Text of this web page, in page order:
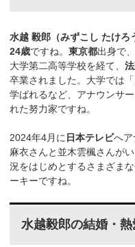
水越 毅郎（みずこし たけろ
24歳ですね。東京都出身で
大学第二高等学校を経て、
卒業されました。大学では
学ばれるなど、アナウンサ
れた努力家ですね。
2024年4月に 日本テレビへ
麻衣さんと並木雲楓さんが
況をはじめとするさまざま
ーキーですね。
水越毅郎の結婚・熱